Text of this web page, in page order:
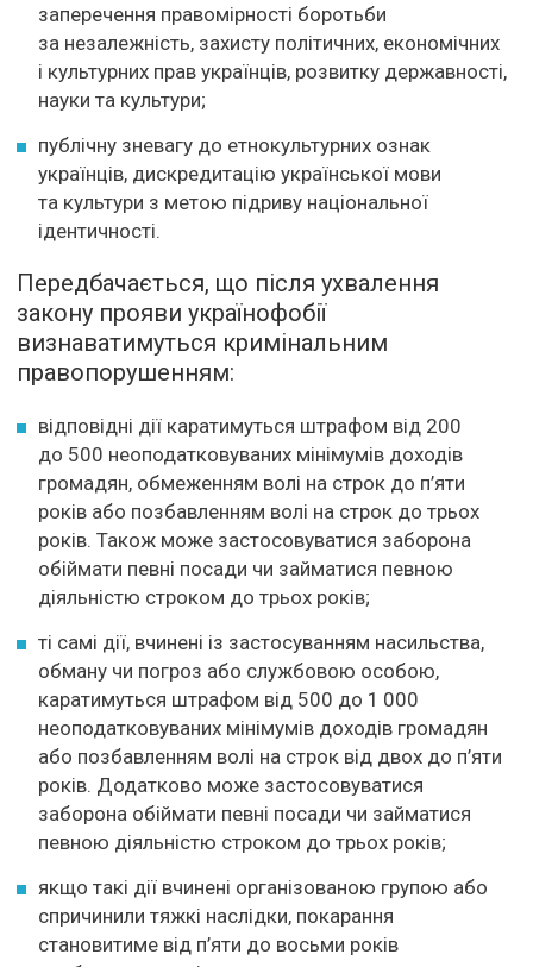
заперечення правомірності боротьби
за незалежність, захисту політичних, економічних
і культурних прав українців, розвитку державності,
науки та культури;
публічну зневагу до етнокультурних ознак
українців, дискредитацію української мови
та культури з метою підриву національної
ідентичності.
Передбачається, що після ухвалення
закону прояви українофобії
визнаватимуться кримінальним
правопорушенням:
відповідні дії каратимуться штрафом від 200
до 500 неоподатковуваних мінімумів доходів
громадян, обмеженням волі на строк до п’яти
років або позбавленням волі на строк до трьох
років. Також може застосовуватися заборона
обіймати певні посади чи займатися певною
діяльністю строком до трьох років;
ті самі дії, вчинені із застосуванням насильства,
обману чи погроз або службовою особою,
каратимуться штрафом від 500 до 1 000
неоподатковуваних мінімумів доходів громадян
або позбавленням волі на строк від двох до п’яти
років. Додатково може застосовуватися
заборона обіймати певні посади чи займатися
певною діяльністю строком до трьох років;
якщо такі дії вчинені організованою групою або
спричинили тяжкі наслідки, покарання
становитиме від п’яти до восьми років